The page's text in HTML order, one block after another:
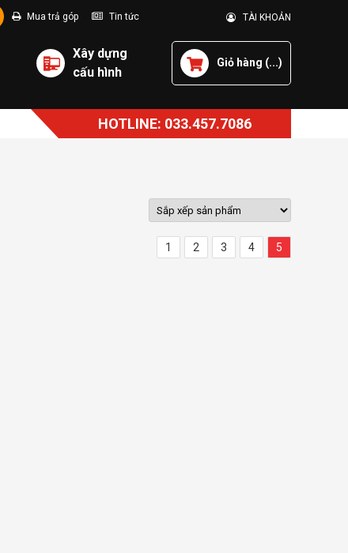
Mua trả góp Tin tức TÀI KHOẢN
Xây dựng
cấu hình
Giỏ hàng (...)
HOTLINE: 033.457.7086
1 2 3 4 5